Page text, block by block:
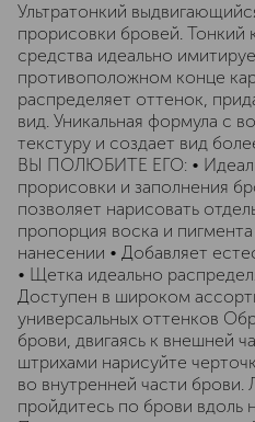
Ультратонкий
прорисовки бровей. Тонкий
средства идеально
противоположном конце
распределяет оттенок,
вид. Уникальная формула с
текстуру и создает вид
ВЫ ПОЛЮБИТЕ ЕГО: •
прорисовки и заполнения
позволяет нарисовать
пропорция воска и
нанесении • Добавляет
• Щетка идеально
Доступен в широком
универсальных оттенков
брови, двигаясь к внешней
штрихами нарисуйте
во внутренней части брови.
пройдитесь по брови вдоль